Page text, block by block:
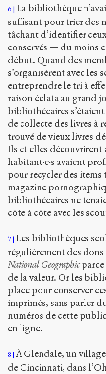
6
La bibliothèque
suffisant pour trier des
tâchant d’identifier
conservés — du moins
début. Quand des
s’organisèrent avec les
entreprendre le tri à
raison éclata au grand
bibliothécaires
de collecte des livres à
trouvé de vieux livres
Ils et elles découvrirent
habitant·e·s avaient
pour recycler des items
magazine
bibliothécaires ne
côte à côte avec les
7 Les bibliothèques
régulièrement des dons
National Geographicparce
de la valeur. Or les
place pour conserver
imprimés, sans parler
numéros de cette
en ligne.
8
À Glendale, un
de Cincinnati, dans